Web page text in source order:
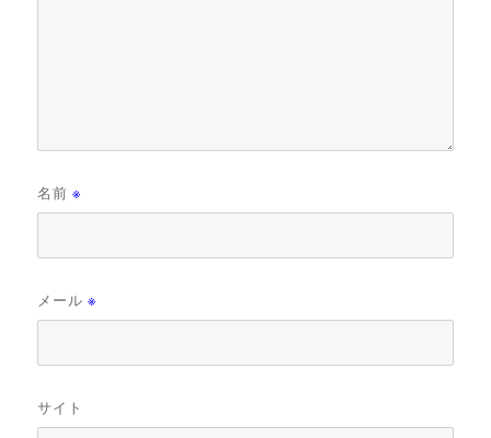
名前※
メール※
サイト